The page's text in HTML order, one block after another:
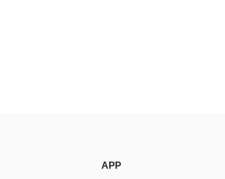
APP